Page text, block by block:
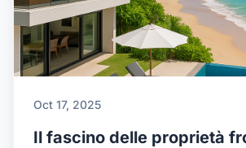
Oct 17, 2025
Il fascino delle proprietà